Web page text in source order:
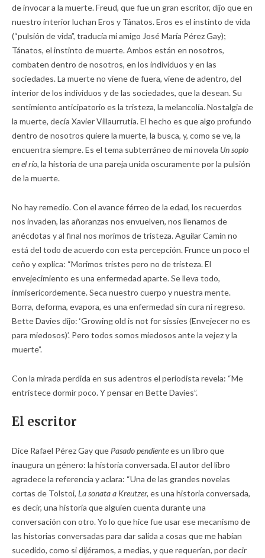
de invocar a la muerte. Freud, que fue un gran escritor, dijo que en
nuestro interior luchan Eros y Tánatos. Eros es el instinto de vida
(“pulsión de vida”, traducía mi amigo José María Pérez Gay);
Tánatos, el instinto de muerte. Ambos están en nosotros,
combaten dentro de nosotros, en los individuos y en las
sociedades. La muerte no viene de fuera, viene de adentro, del
interior de los individuos y de las sociedades, que la desean. Su
sentimiento anticipatorio es la tristeza, la melancolía. Nostalgia de
la muerte, decía Xavier Villaurrutia. El hecho es que algo profundo
dentro de nosotros quiere la muerte, la busca, y, como se ve, la
encuentra siempre. Es el tema subterráneo de mi novela Un soplo
en el río, la historia de una pareja unida oscuramente por la pulsión
de la muerte.
No hay remedio. Con el avance férreo de la edad, los recuerdos
nos invaden, las añoranzas nos envuelven, nos llenamos de
anécdotas y al final nos morimos de tristeza. Aguilar Camín no
está del todo de acuerdo con esta percepción. Frunce un poco el
ceño y explica: “Morimos tristes pero no de tristeza. El
envejecimiento es una enfermedad aparte. Se lleva todo,
inmisericordemente. Seca nuestro cuerpo y nuestra mente.
Borra, deforma, evapora, es una enfermedad sin cura ni regreso.
Bette Davies dijo: ‘Growing old is not for sissies (Envejecer no es
para miedosos)’. Pero todos somos miedosos ante la vejez y la
muerte”.
Con la mirada perdida en sus adentros el periodista revela: “Me
entristece dormir poco. Y pensar en Bette Davies”.
El escritor
Dice Rafael Pérez Gay que Pasado pendientees un libro que
inaugura un género: la historia conversada. El autor del libro
agradece la referencia y aclara: “Una de las grandes novelas
cortas de Tolstoi, La sonata a Kreutzer, es una historia conversada,
es decir, una historia que alguien cuenta durante una
conversación con otro. Yo lo que hice fue usar ese mecanismo de
las historias conversadas para dar salida a cosas que me habían
sucedido, como si dijéramos, a medias, y que requerían, por decir